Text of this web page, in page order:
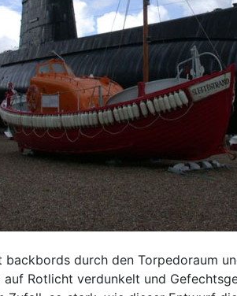
durch den Torpedoraum
auf Rotlicht verdunkelt und